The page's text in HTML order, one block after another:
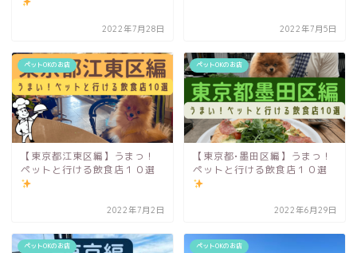
2022年7月28日 2022年7月5日
ペットOKのお店
【東京都江東区編】うまっ！
ペットと行ける飲食店１０選
2022年7月2日
ペットOKのお店
【東京都•墨田区編】うまっ！
ペットと行ける飲食店１０選
2022年6月29日
ペットOKのお店 ペットOKのお店